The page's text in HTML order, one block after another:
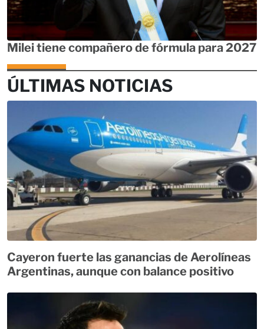
Milei tiene compañero de fórmula para 2027
ÚLTIMAS NOTICIAS
Cayeron fuerte las ganancias de Aerolíneas
Argentinas, aunque con balance positivo